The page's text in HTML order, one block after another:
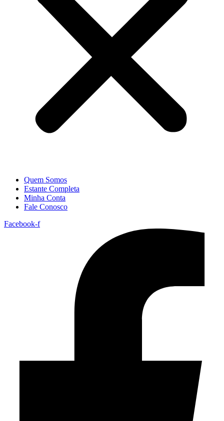
Quem Somos
Estante Completa
Minha Conta
Fale Conosco
Facebook-f